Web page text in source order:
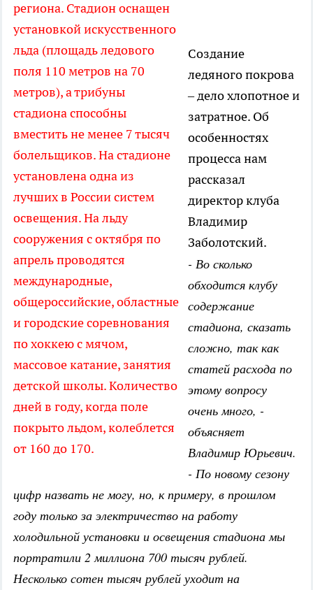
региона. Стадион оснащен
установкой искусственного
льда (площадь ледового
поля 110 метров на 70
метров), а трибуны
стадиона способны
вместить не менее 7 тысяч
болельщиков. На стадионе
установлена одна из
лучших в России систем
освещения. На льду
сооружения с октября по
апрель проводятся
международные,
общероссийские, областные
и городские соревнования
по хоккею с мячом,
массовое катание, занятия
детской школы. Количество
дней в году, когда поле
покрыто льдом, колеблется
от 160 до 170.
Создание
ледяного покрова
– дело хлопотное и
затратное. Об
особенностях
процесса нам
рассказал
директор клуба
Владимир
Заболотский.
- Во сколько
обходится клубу
содержание
стадиона, сказать
сложно, так как
статей расхода по
этому вопросу
очень много, -
объясняет
Владимир Юрьевич.
- По новому сезону
цифр назвать не могу, но, к примеру, в прошлом
году только за электричество на работу
холодильной установки и освещения стадиона мы
портратили 2 миллиона 700 тысяч рублей.
Несколько сотен тысяч рублей уходит на